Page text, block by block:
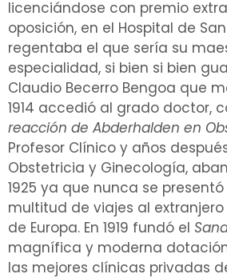
licenciándose con premio
oposición, en el Hospital de
regentaba el que sería su
especialidad, si bien si bien
Claudio Becerro Bengoa que
1914 accedió al grado doctor,
reacción de Abderhalden en
Profesor Clínico y años
Obstetricia y Ginecología,
1925 ya que nunca se
multitud de viajes al
de Europa. En 1919 fundó el
magnífica y moderna
las mejores clínicas privadas